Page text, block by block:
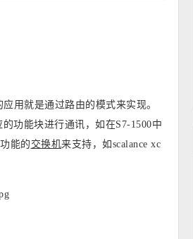
用就是通过路由的模式来实现。
功能块进行通讯，如在S7-1500中
能的 交换机来支持，如scalance xc